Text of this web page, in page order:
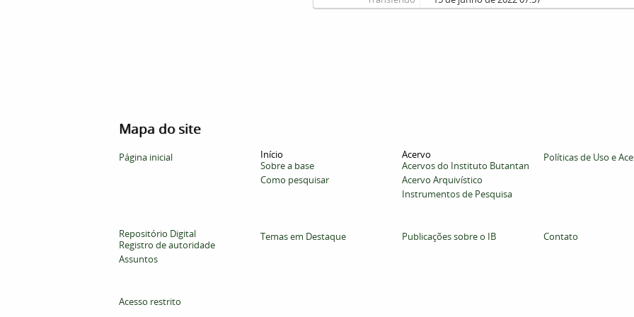
Mapa do site
Página inicial
Início
Sobre a base
Como pesquisar
Acervo
Acervos do Instituto Butantan
Acervo Arquivístico
Instrumentos de Pesquisa
Políticas de Uso e
Repositório Digital
Registro de autoridade
Assuntos
Temas em Destaque Publicações sobre o IB Contato
Acesso restrito